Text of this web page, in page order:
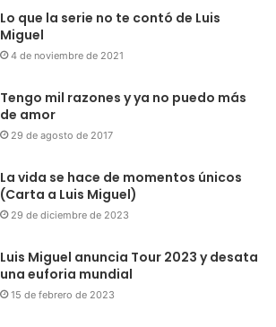
Lo que la serie no te contó de Luis
Miguel
4 de noviembre de 2021
Tengo mil razones y ya no puedo más
de amor
29 de agosto de 2017
La vida se hace de momentos únicos
(Carta a Luis Miguel)
29 de diciembre de 2023
Luis Miguel anuncia Tour 2023 y desata
una euforia mundial
15 de febrero de 2023